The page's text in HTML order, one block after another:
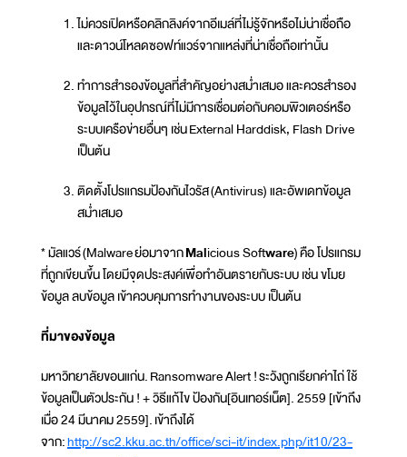
ไม่ควรเปิดหรือคลิกลิงค์จากอีเมล์ที่ไม่รู้จักหรือไม่น่าเชื่อถือ
และดาวน์โหลดซอฟท์แวร์จากแหล่งที่น่าเชื่อถือเท่านั้น
ทำการสำรองข้อมูลที่สำคัญอย่างสม่ำเสมอ และควรสำรอง
ข้อมูลไว้ในอุปกรณ์ที่ไม่มีการเชื่อมต่อกับคอมพิวเตอร์หรือ
ระบบเครือข่ายอื่นๆ เช่น External Harddisk, Flash Drive
เป็นต้น
ติดตั้งโปรแกรมป้องกันไวรัส (Antivirus) และอัพเดทข้อมูล
สม่ำเสมอ
* มัลแวร์ (Malware ย่อมาจากMalicious Software) คือ โปรแกรม
ที่ถูกเขียนขึ้น โดยมีจุดประสงค์เพื่อทำอันตรายกับระบบ เช่น ขโมย
ข้อมูล ลบข้อมูล เข้าควบคุมการทำงานของระบบ เป็นต้น
ที่มาของข้อมูล
มหาวิทยาลัยขอนแก่น. Ransomware Alert ! ระวังถูกเรียกค่าไถ่ ใช้
ข้อมูลเป็นตัวประกัน ! + วิธีแก้ไข ป้องกัน[อินเทอร์เน็ต]. 2559 [เข้าถึง
เมื่อ 24 มีนาคม 2559]. เข้าถึงได้
จาก:http://sc2.kku.ac.th/office/sci-it/index.php/it10/23-